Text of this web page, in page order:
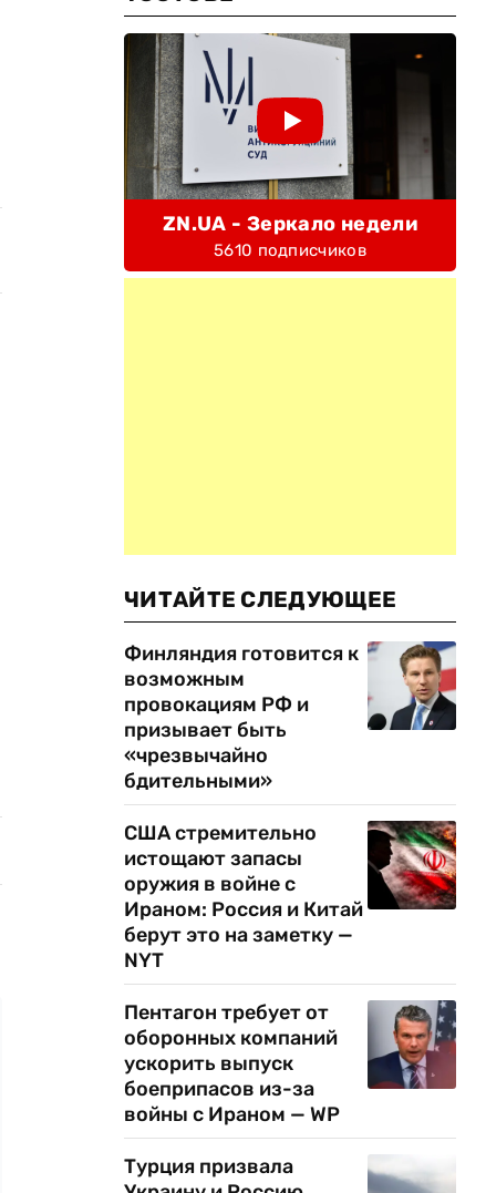
ZN.UA - Зеркало недели
5610 подписчиков
ЧИТАЙТЕ СЛЕДУЮЩЕЕ
Финляндия готовится к
возможным
провокациям РФ и
призывает быть
«чрезвычайно
бдительными»
США стремительно
истощают запасы
оружия в войне с
Ираном: Россия и Китай
берут это на заметку —
NYT
Пентагон требует от
оборонных компаний
ускорить выпуск
боеприпасов из-за
войны с Ираном — WP
Турция призвала